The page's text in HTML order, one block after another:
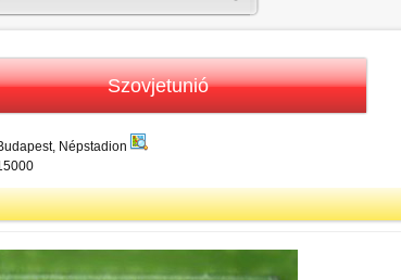
Szovjetunió
Népstadion